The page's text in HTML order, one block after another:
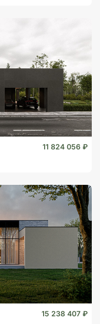
11 824 056 ₽
15 238 407 ₽